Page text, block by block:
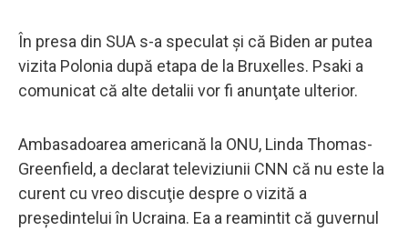
În presa din SUA s-a speculat şi că Biden ar putea
vizita Polonia după etapa de la Bruxelles. Psaki a
comunicat că alte detalii vor fi anunţate ulterior.
Ambasadoarea americană la ONU, Linda Thomas-
Greenfield, a declarat televiziunii CNN că nu este la
curent cu vreo discuţie despre o vizită a
preşedintelui în Ucraina. Ea a reamintit că guvernul